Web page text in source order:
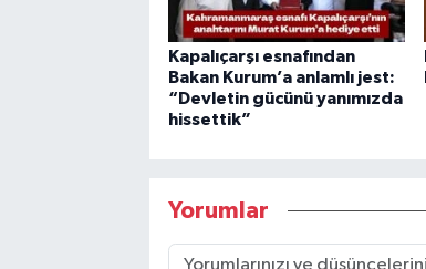
Kapalıçarşı esnafından
Bakan Kurum’a anlamlı jest:
“Devletin gücünü yanımızda
hissettik”
Yorumlar